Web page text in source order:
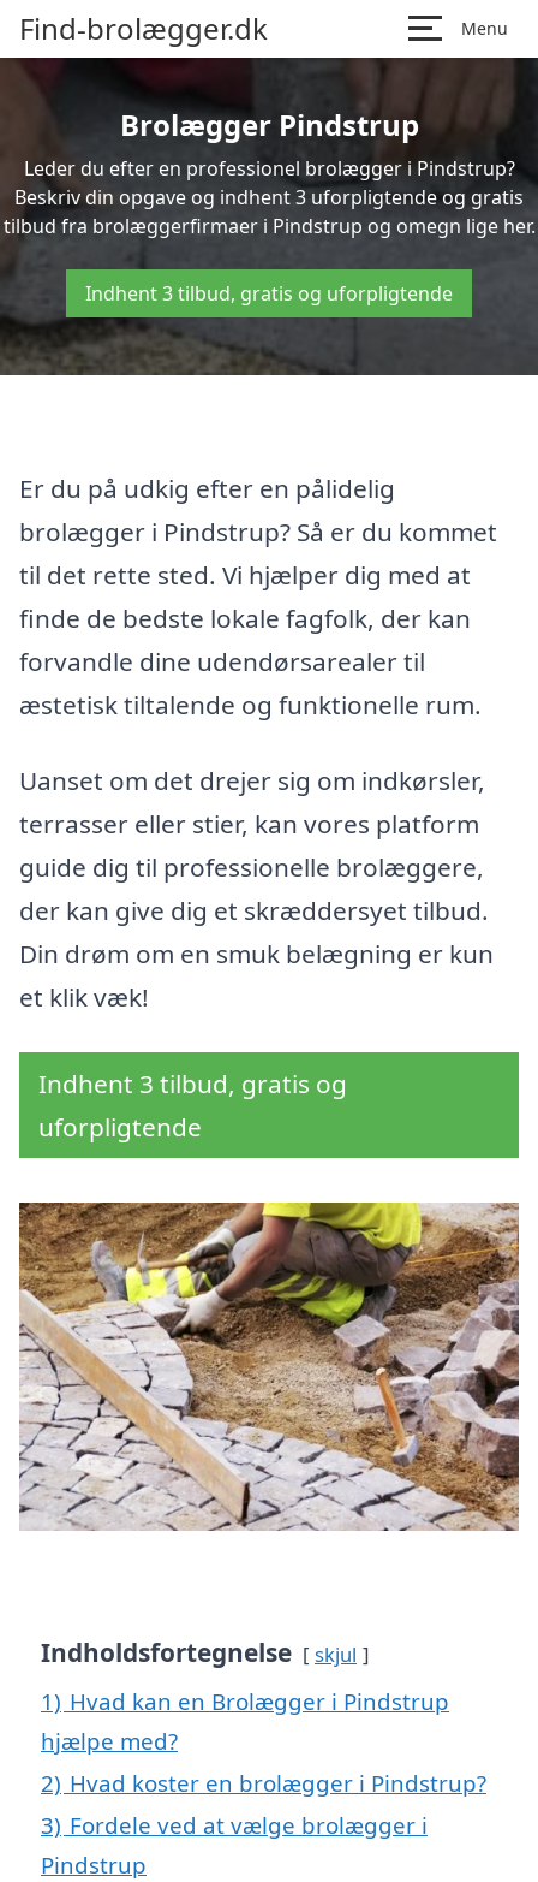
Find-brolægger.dk Menu
Brolægger Pindstrup
Leder du efter en professionel brolægger i Pindstrup?
Beskriv din opgave og indhent 3 uforpligtende og gratis
tilbud fra brolæggerfirmaer i Pindstrup og omegn lige her.
Indhent 3 tilbud, gratis og uforpligtende
Er du på udkig efter en pålidelig
brolægger i Pindstrup? Så er du kommet
til det rette sted. Vi hjælper dig med at
finde de bedste lokale fagfolk, der kan
forvandle dine udendørsarealer til
æstetisk tiltalende og funktionelle rum.
Uanset om det drejer sig om indkørsler,
terrasser eller stier, kan vores platform
guide dig til professionelle brolæggere,
der kan give dig et skræddersyet tilbud.
Din drøm om en smuk belægning er kun
et klik væk!
Indhent 3 tilbud, gratis og
uforpligtende
Indholdsfortegnelse skjul
1) Hvad kan en Brolægger i Pindstrup
hjælpe med?
2) Hvad koster en brolægger i Pindstrup?
3) Fordele ved at vælge brolægger i
Pindstrup